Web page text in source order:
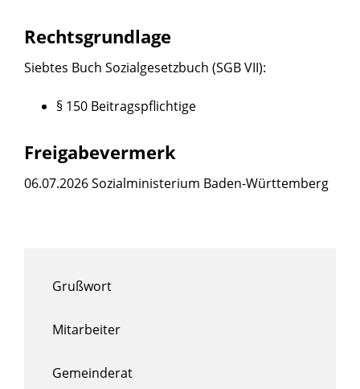
Rechtsgrundlage
Siebtes Buch Sozialgesetzbuch (SGB VII):
§ 150 Beitragspflichtige
Freigabevermerk
06.07.2026 Sozialministerium Baden-Württemberg
Grußwort
Mitarbeiter
Gemeinderat